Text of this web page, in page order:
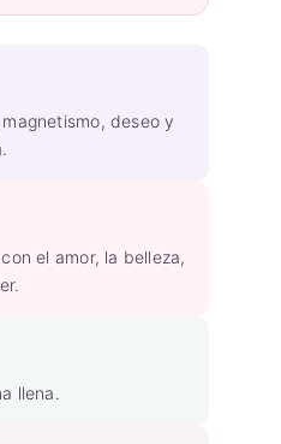
deseo y
el amor, la belleza,
llena.